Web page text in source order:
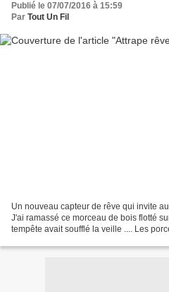
Publié le 07/07/2016 à 15:59
Par Tout Un Fil
Un nouveau capteur de rêve qui invite
J'ai ramassé ce morceau de bois flotté
tempête avait soufflé la veille .... Les